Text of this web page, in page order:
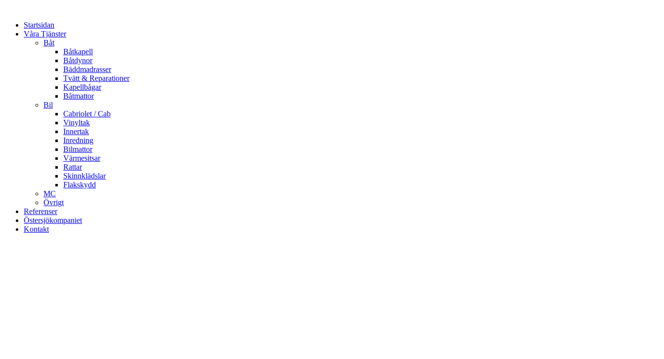
Startsidan
Våra Tjänster
Båt
Båtkapell
Båtdynor
Bäddmadrasser
Tvätt & Reparationer
Kapellbågar
Båtmattor
Bil
Cabriolet / Cab
Vinyltak
Innertak
Inredning
Bilmattor
Värmesitsar
Rattar
Skinnklädslar
Flakskydd
MC
Övrigt
Referenser
Östersjökompaniet
Kontakt